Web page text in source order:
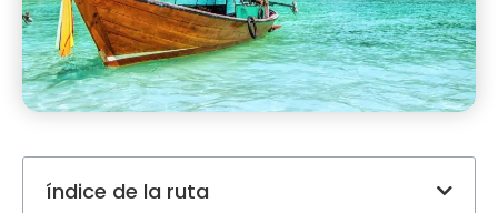
índice de la ruta